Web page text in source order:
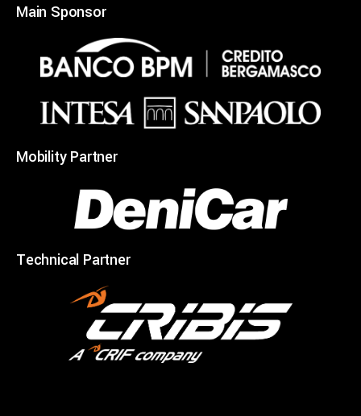
Main Sponsor
Mobility Partner
Technical Partner